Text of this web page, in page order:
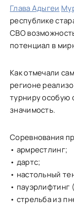
Глава Адыгеи
республике
СВО
потенциал в
Как отмечали
регионе
турниру особую
значимость.
Соревнования
• армрестлинг;
• дартс;
• настольный
• пауэрлифтинг
• стрельба из